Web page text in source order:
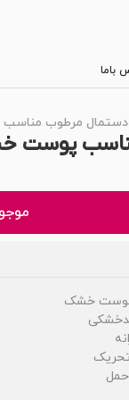
باما
دستمال مرطوب مناسب پوست خشک
خشک 27 عددی
خشک